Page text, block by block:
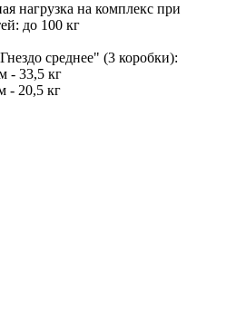
нагрузка на комплекс при
до 100 кг
среднее" (3 коробки):
- 33,5 кг
- 20,5 кг